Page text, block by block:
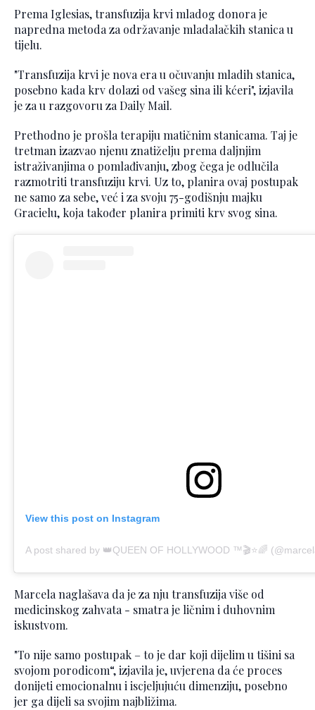
Prema Iglesias, transfuzija krvi mladog donora je
napredna metoda za održavanje mladalačkih stanica u
tijelu.
"Transfuzija krvi je nova era u očuvanju mladih stanica,
posebno kada krv dolazi od vašeg sina ili kćeri", izjavila
je za u razgovoru za Daily Mail.
Prethodno je prošla terapiju matičnim stanicama. Taj je
tretman izazvao njenu znatiželju prema daljnjim
istraživanjima o pomlađivanju, zbog čega je odlučila
razmotriti transfuziju krvi. Uz to, planira ovaj postupak
ne samo za sebe, već i za svoju 75-godišnju majku
Gracielu, koja također planira primiti krv svog sina.
View this post on Instagram
Marcela naglašava da je za nju transfuzija više od
medicinskog zahvata - smatra je ličnim i duhovnim
iskustvom.
"To nije samo postupak – to je dar koji dijelim u tišini sa
svojom porodicom“, izjavila je, uvjerena da će proces
donijeti emocionalnu i iscjeljujuću dimenziju, posebno
jer ga dijeli sa svojim najbližima.